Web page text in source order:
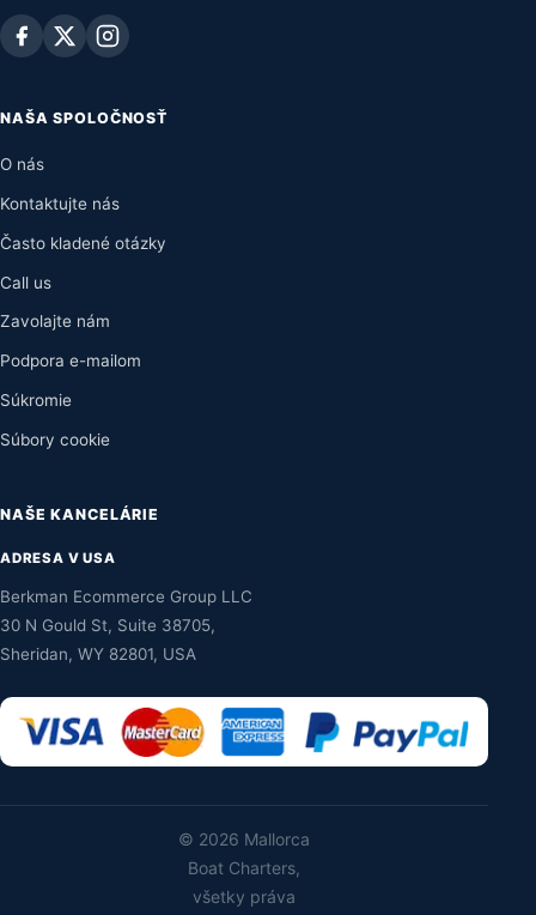
NAŠA SPOLOČNOSŤ
O nás
Kontaktujte nás
Často kladené otázky
Call us
Zavolajte nám
Podpora e-mailom
Súkromie
Súbory cookie
NAŠE KANCELÁRIE
ADRESA V USA
Berkman Ecommerce Group LLC
30 N Gould St, Suite 38705,
Sheridan, WY 82801, USA
© 2026 Mallorca
Boat Charters,
všetky práva